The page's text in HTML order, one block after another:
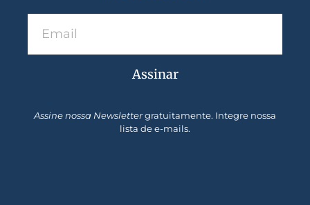
Assinar
Assine nossa Newslettergratuitamente. Integre nossa
lista de e-mails.